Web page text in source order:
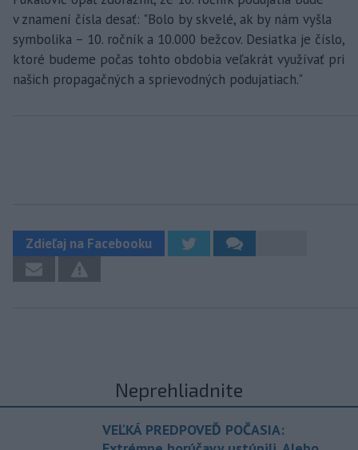
v znamení čísla desať: "Bolo by skvelé, ak by nám vyšla
symbolika – 10. ročník a 10.000 bežcov. Desiatka je číslo,
ktoré budeme počas tohto obdobia veľakrát využívať pri
našich propagačných a sprievodných podujatiach."
Zdieľaj na Facebooku
Neprehliadnite
VEĽKÁ PREDPOVEĎ POČASIA: